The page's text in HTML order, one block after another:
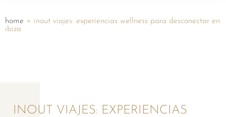
home » inout viajes: experiencias wellness para desconectar en
ibiza
INOUT VIAJES: EXPERIENCIAS